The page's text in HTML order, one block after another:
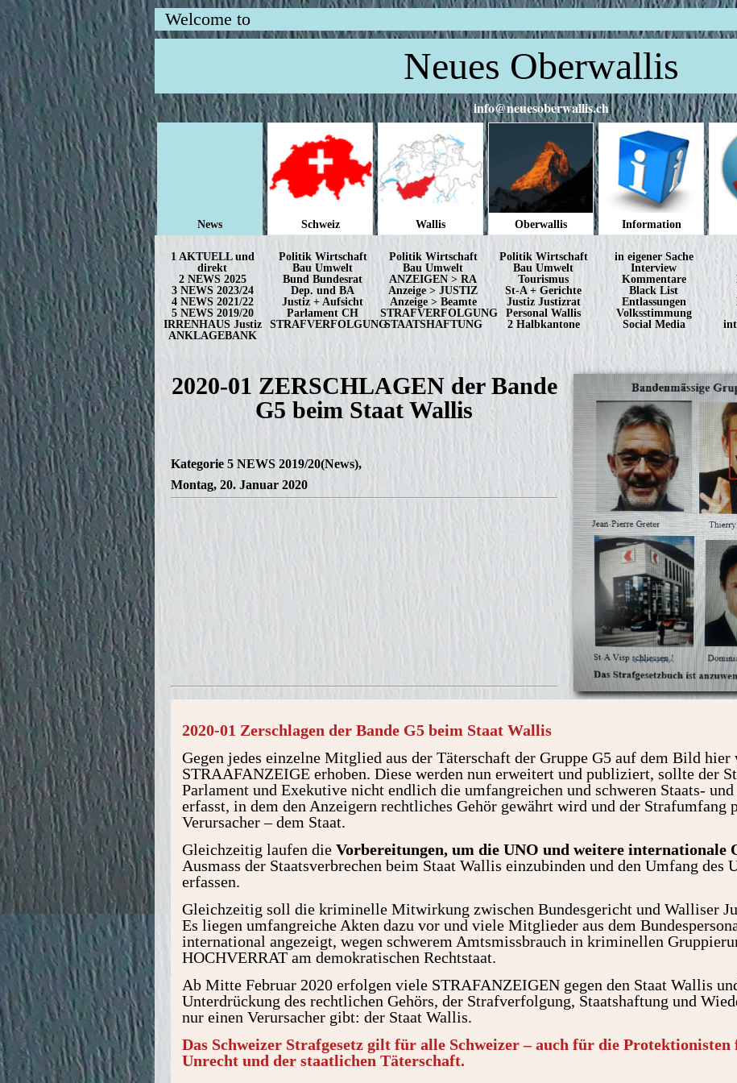
Welcome to
Neues Oberwallis
info@neuesoberwallis.ch
News Schweiz Wallis Oberwallis Information
1 AKTUELL und
direkt
2 NEWS 2025
3 NEWS 2023/24
4 NEWS 2021/22
5 NEWS 2019/20
IRRENHAUS Justiz
ANKLAGEBANK
Politik Wirtschaft
Bau Umwelt
Bund Bundesrat
Dep. und BA
Justiz + Aufsicht
Parlament CH
STRAFVERFOLGUNG
Politik Wirtschaft
Bau Umwelt
ANZEIGEN > RA
Anzeige > JUSTIZ
Anzeige > Beamte
STRAFVERFOLGUNG
STAATSHAFTUNG
Politik Wirtschaft
Bau Umwelt
Tourismus
St-A + Gerichte
Justiz Justizrat
Personal Wallis
2 Halbkantone
in eigener Sache
Interview
Kommentare
Black List
Entlassungen
Volksstimmung
Social Media
2020-01 ZERSCHLAGEN der Bande
G5 beim Staat Wallis
Kategorie 5 NEWS 2019/20(News),
Montag, 20. Januar 2020
2020-01 Zerschlagen der Bande G5 beim Staat Wallis
Gegen jedes einzelne Mitglied aus der Täterschaft der Gruppe G5 auf dem Bild hier
STRAAFANZEIGE erhoben. Diese werden nun erweitert und publiziert, sollte der
Parlament und Exekutive nicht endlich die umfangreichen und schweren Staats-
erfasst, in dem den Anzeigern rechtliches Gehör gewährt wird und der
Verursacher – dem Staat.
Gleichzeitig laufen die Vorbereitungen, um die UNO und weitere internationale
Ausmass der Staatsverbrechen beim Staat Wallis einzubinden und den Umfang des
erfassen.
Gleichzeitig soll die kriminelle Mitwirkung zwischen Bundesgericht und Walliser
Es liegen umfangreiche Akten dazu vor und viele Mitglieder aus dem
international angezeigt, wegen schwerem Amtsmissbrauch in kriminellen
HOCHVERRAT am demokratischen Rechtstaat.
Ab Mitte Februar 2020 erfolgen viele STRAFANZEIGEN gegen den Staat Wallis
Unterdrückung des rechtlichen Gehörs, der Strafverfolgung, Staatshaftung und
nur einen Verursacher gibt: der Staat Wallis.
Das Schweizer Strafgesetz gilt für alle Schweizer – auch für die
Unrecht und der staatlichen Täterschaft.